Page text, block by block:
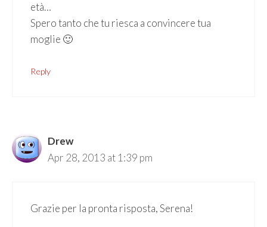
età…
Spero tanto che tu riesca a convincere tua
moglie 🙂
Reply
Drew
Apr 28, 2013 at 1:39 pm
Grazie per la pronta risposta, Serena!